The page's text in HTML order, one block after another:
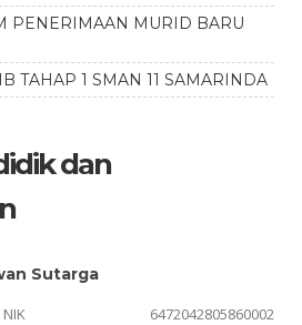
PENERIMAAN MURID BARU
TAHAP 1 SMAN 11 SAMARINDA
dan
Sutarga
NIK
6472042805860002